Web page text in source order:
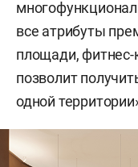
все атрибуты
площади, фитнес-
позволит
одной